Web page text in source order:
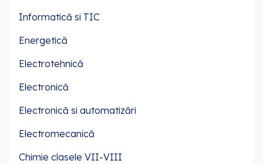
Informatică si TIC
Energetică
Electrotehnică
Electronică
Electronică si automatizări
Electromecanică
Chimie clasele VII-VIII